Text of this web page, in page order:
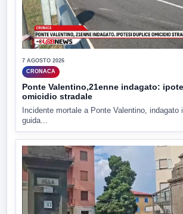
7 AGOSTO 2026
CRONACA
Ponte Valentino,21enne indagato:
omicidio stradale
Incidente mortale a Ponte Valentino, indagato
guida...